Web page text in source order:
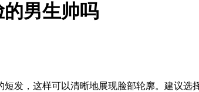
男生帅吗
发，这样可以清晰地展现脸部轮廓。建议